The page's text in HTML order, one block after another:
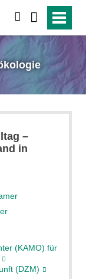
–
in
(KAMO) für
(DZM)